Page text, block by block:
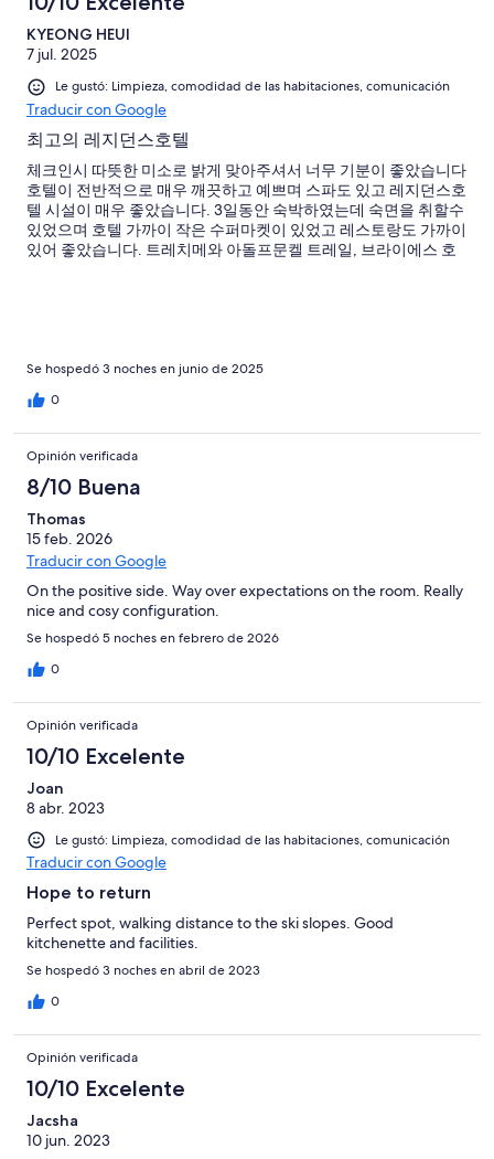
KYEONG HEUI
7 jul. 2025
Le gustó: Limpieza, comodidad de las habitaciones, comunicación
Traducir con Google
최고의 레지던스호텔
체크인시 따뜻한 미소로 밝게 맞아주셔서 너무 기분이 좋았습니다
호텔이 전반적으로 매우 깨끗하고 예쁘며 스파도 있고 레지던스호
텔 시설이 매우 좋았습니다. 3일동안 숙박하였는데 숙면을 취할수
있었으며 호텔 가까이 작은 수퍼마켓이 있었고 레스토랑도 가까이
있어 좋았습니다. 트레치메와 아돌프문켈 트레일, 브라이에스 호
Se hospedó 3 noches en junio de 2025
0
Opinión verificada
8/10 Buena
Thomas
15 feb. 2026
Traducir con Google
On the positive side. Way over expectations on the room. Really
nice and cosy configuration.
Se hospedó 5 noches en febrero de 2026
0
Opinión verificada
10/10 Excelente
Joan
8 abr. 2023
Le gustó: Limpieza, comodidad de las habitaciones, comunicación
Traducir con Google
Hope to return
Perfect spot, walking distance to the ski slopes. Good
kitchenette and facilities.
Se hospedó 3 noches en abril de 2023
0
Opinión verificada
10/10 Excelente
Jacsha
10 jun. 2023